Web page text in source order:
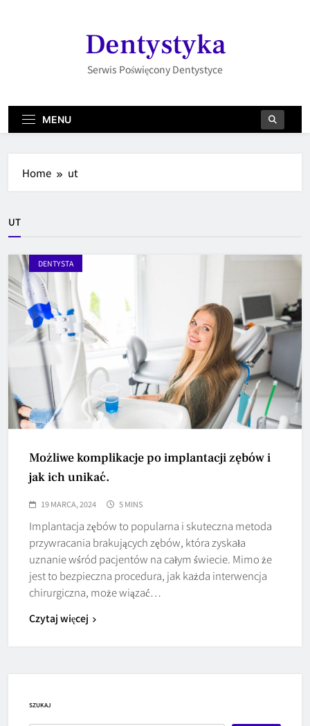
Dentystyka
Serwis Poświęcony Dentystyce
MENU
Home ut
UT
DENTYSTA
Możliwe komplikacje po implantacji zębów i
jak ich unikać.
19 MARCA, 2024 5 MINS
Implantacja zębów to popularna i skuteczna metoda
przywracania brakujących zębów, która zyskała
uznanie wśród pacjentów na całym świecie. Mimo że
jest to bezpieczna procedura, jak każda interwencja
chirurgiczna, może wiązać…
Czytaj więcej
SZUKAJ